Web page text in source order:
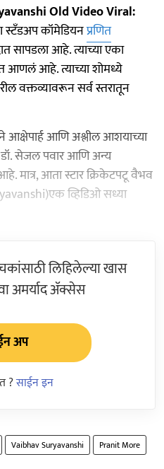
Old Video Viral:
स्टँडअप कॉमेडियनप्रणित
सापडला आहे. त्याच्या एका
आणलं आहे. त्याच्या शोमध्ये
वक्तव्यावरून सर्व स्तरातून
आक्षेपार्ह आणि अश्लील आशयाच्या
डॉ. सेजल पवार आणि अन्य
मात्र, आता स्टार क्रिकेटपटू वैभव
व्हिडिओ सध्या
लिहिलेल्या खास
अमर्याद ॲक्सेस
अप
?साईन इन
Vaibhav Suryavanshi Pranit More